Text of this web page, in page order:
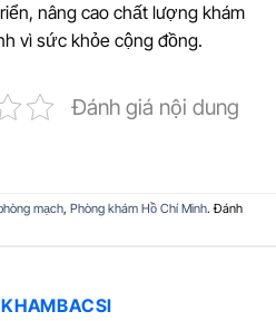
nâng cao chất lượng khám
vì sức khỏe cộng đồng.
Đánh giá nội dung
mạch, Phòng khám Hồ Chí Minh. Đánh